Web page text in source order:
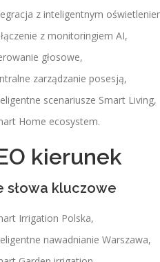
z inteligentnym
z monitoringiem AI,
głosowe,
zarządzanie posesją,
scenariusze Smart Living,
Home ecosystem.
kierunek
słowa kluczowe
Irrigation Polska,
nawadnianie Warszawa,